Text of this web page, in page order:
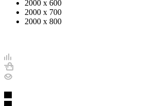
2000 х 600
2000 х 700
2000 х 800